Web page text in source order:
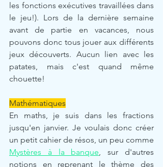
les fonctions exécutives travaillées dans
le jeu!). Lors de la dernière semaine
avant de partie en vacances, nous
pouvons donc tous jouer aux différents
jeux découverts. Aucun lien avec les
patates, mais c'est quand même
chouette!
Mathématiques
En maths, je suis dans les fractions
jusqu'en janvier. Je voulais donc créer
Mystères à la banque, sur d'autres
notions en reprenant le thème des